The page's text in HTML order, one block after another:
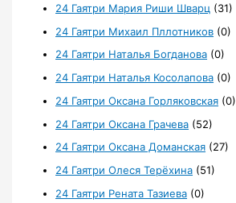
24 Гаятри Мария Риши Шварц (31)
24 Гаятри Михаил Пллотников (0)
24 Гаятри Наталья Богданова (0)
24 Гаятри Наталья Косолапова (0)
24 Гаятри Оксана Горляковская (0)
24 Гаятри Оксана Грачева (52)
24 Гаятри Оксана Доманская (27)
24 Гаятри Олеся Терёхина (51)
24 Гаятри Рената Тазиева (0)